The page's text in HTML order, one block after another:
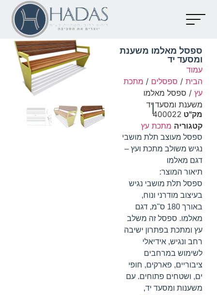
ספסל מאלמו משענת
ומסעד יד
עמוד
הבית / ספסלים / מתכת
עץ / ספסל מאלמו
משענת ומסעד יד
מק"ט 400022
קטגוריה מתכת עץ
ספסל מעוצב תלת מושבי
נגיש משולב מתכת ועץ –
דגם מאלמו
תיאור המוצר:
ספסל תלת מושבי נגיש
בעיצוב מודרני ונוח,
באורך 180 ס"מ, דגם
מאלמו. ספסל זה משלב
עץ ומתכת בפתרון ישיבה
רחב ונגיש, אידיאלי
לשימוש במרחבים
ציבוריים, פארקים, חופי
ים, ושטחים פתוחים. עם
משענות ומסעד יד,